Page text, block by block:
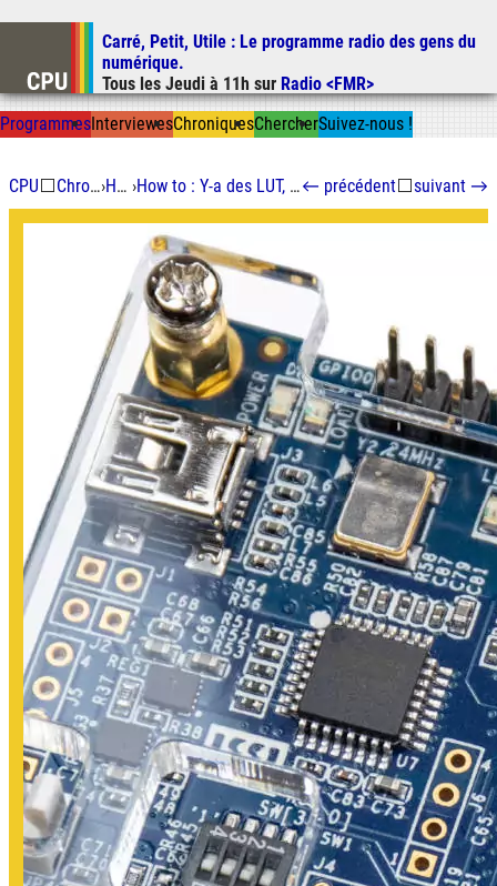
Aller au contenu
Aller à la recherche
Carré, Petit, Utile : Le programme radio des gens du
numérique.
Tous les Jeudi à 11h sur Radio <FMR>
ProgrammesInterviewesChroniquesChercherSuivez-nous !
CPU⬜ Chroniques› How to › How to : Y-a des LUT, hein, dans un FPGA ?← précédent⬜suivant →